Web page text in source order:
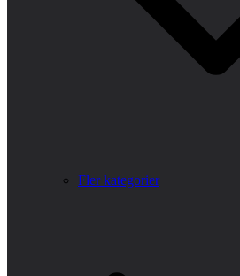
Fler kategorier